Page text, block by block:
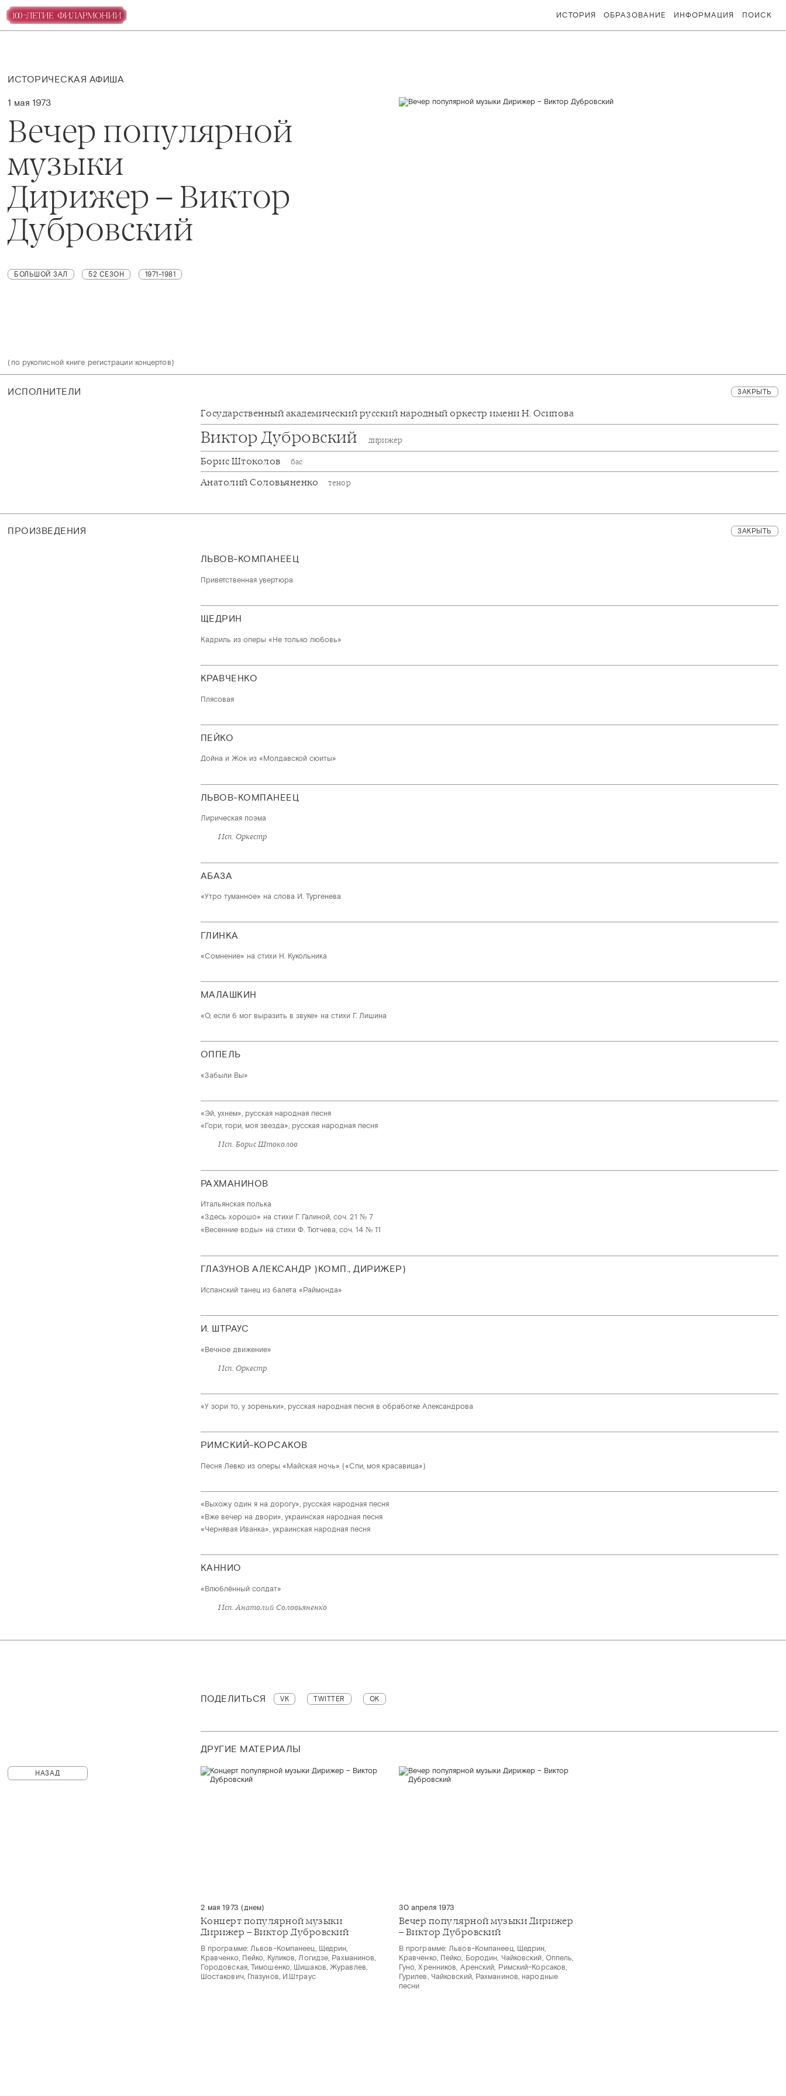
ИСТОРИЯ ОБРАЗОВАНИЕ ИНФОРМАЦИЯ ПОИСК
ИСТОРИЧЕСКАЯ АФИША
1 мая 1973
Вечер популярной
музыки
Дирижер – Виктор
Дубровский
БОЛЬШОЙ ЗАЛ 52 СЕЗОН 1971-1981
(по рукописной книге регистрации концертов)
ИСПОЛНИТЕЛИ ЗАКРЫТЬ
Государственный академический русский народный оркестр имени Н. Осипова
Виктор Дубровский дирижер
Борис Штоколов бас
Анатолий Соловьяненко тенор
ПРОИЗВЕДЕНИЯ ЗАКРЫТЬ
ЛЬВОВ-КОМПАНЕЕЦ
Приветственная увертюра
ЩЕДРИН
Кадриль из оперы «Не только любовь»
КРАВЧЕНКО
Плясовая
ПЕЙКО
Дойна и Жок из «Молдавской сюиты»
ЛЬВОВ-КОМПАНЕЕЦ
Лирическая поэма
Исп. Оркестр
АБАЗА
«Утро туманное» на слова И. Тургенева
ГЛИНКА
«Сомнение» на стихи Н. Кукольника
МАЛАШКИН
«О, если б мог выразить в звуке» на стихи Г. Лишина
ОППЕЛЬ
«Забыли Вы»
«Эй, ухнем», русская народная песня
«Гори, гори, моя звезда», русская народная песня
Исп. Борис Штоколов
РАХМАНИНОВ
Итальянская полька
«Здесь хорошо» на стихи Г. Галиной, соч. 21 № 7
«Весенние воды» на стихи Ф. Тютчева, соч. 14 № 11
ГЛАЗУНОВ АЛЕКСАНДР )КОМП., ДИРИЖЕР)
Испанский танец из балета «Раймонда»
И. ШТРАУС
«Вечное движение»
Исп. Оркестр
«У зори то, у зореньки», русская народная песня в обработке Александрова
РИМСКИЙ-КОРСАКОВ
Песня Левко из оперы «Майская ночь» («Спи, моя красавица»)
«Выхожу один я на дорогу», русская народная песня
«Вже вечер на двори», украинская народная песня
«Чернявая Иванка», украинская народная песня
КАННИО
«Влюблённый солдат»
Исп. Анатолий Соловьяненко
ПОДЕЛИТЬСЯ VK TWITTER OK
ДРУГИЕ МАТЕРИАЛЫ
30 апреля 1973
Вечер популярной музыки Дирижер
– Виктор Дубровский
В программе: Львов-Компанеец, Щедрин,
Кравченко, Пейко, Бородин, Чайковский, Оппель,
Гуно, Хренников, Аренский, Римский-Корсаков,
Гурилев, Чайковский, Рахманинов, народные
песни
2 мая 1973 (днем)
Концерт популярной музыки
Дирижер – Виктор Дубровский
В программе: Львов-Компанеец, Щедрин,
Кравченко, Пейко, Куликов, Логидзе, Рахманинов,
Городовская, Тимошенко, Шишаков, Журавлев,
Шостакович, Глазунов, И.Штраус
НАЗАД